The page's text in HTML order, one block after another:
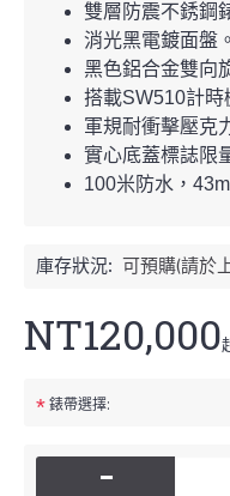
雙層防震不銹鋼
消光黑電鍍面盤。
黑色鋁合金雙向
搭載SW510計時
軍規耐衝擊壓克
實心底蓋標誌限
100米防水，
庫存狀況: 可預購(請於
NT120,000
* 錶帶選擇:
-